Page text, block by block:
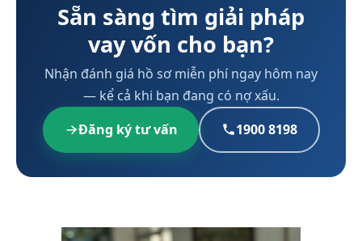
Sẵn sàng tìm giải pháp
vay vốn cho bạn?
Nhận đánh giá hồ sơ miễn phí ngay hôm nay
— kể cả khi bạn đang có nợ xấu.
Đăng ký tư vấn
1900 8198